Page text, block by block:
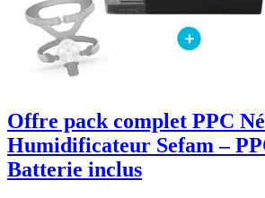
Offre pack complet PPC
Humidificateur Sefam –
Batterie inclus